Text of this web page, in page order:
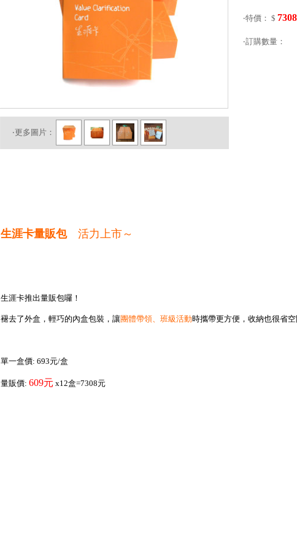
‧特價： $ 7308
‧訂購數量：
‧更多圖片：
生涯卡量販包 活力上市～
生涯卡推出量販包囉！
褪去了外盒，輕巧的內盒包裝， 讓團體帶領、班級活動時攜帶更方便， 收納也很省
單一盒價: 693元/盒
量販價: 609元 x12盒=7308元